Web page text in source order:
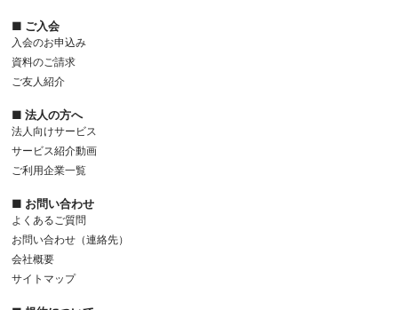
■ ご入会
入会のお申込み
資料のご請求
ご友人紹介
■ 法人の方へ
法人向けサービス
サービス紹介動画
ご利用企業一覧
■ お問い合わせ
よくあるご質問
お問い合わせ（連絡先）
会社概要
サイトマップ